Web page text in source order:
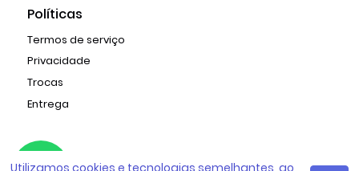
Utilizamos cookies e tecnologias semelhantes, ao
Políticas
Termos de serviço
Privacidade
Trocas
Entrega
Copyright © 2026 Mapeei Colab